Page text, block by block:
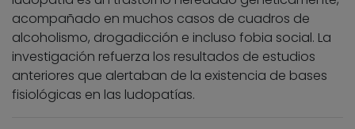
acompañado en muchos casos de cuadros de
alcoholismo, drogadicción e incluso fobia social. La
investigación refuerza los resultados de estudios
anteriores que alertaban de la existencia de bases
fisiológicas en las ludopatías.